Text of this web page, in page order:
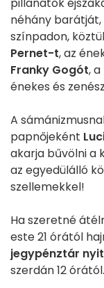
néhány barátját,
színpadon,
Pernet-t, az
Franky Gogót,
énekes és zenész
A
papnőjeként
akarja bűvölni a
az egyedülálló
szellemekkel!
Ha szeretné
este 21 órától
jegypénztár
szerdán 12 órától.